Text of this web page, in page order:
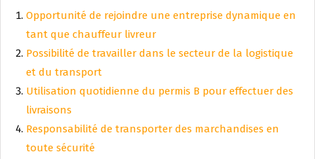
Opportunité de rejoindre une entreprise dynamique en
tant que chauffeur livreur
Possibilité de travailler dans le secteur de la logistique
et du transport
Utilisation quotidienne du permis B pour effectuer des
livraisons
Responsabilité de transporter des marchandises en
toute sécurité